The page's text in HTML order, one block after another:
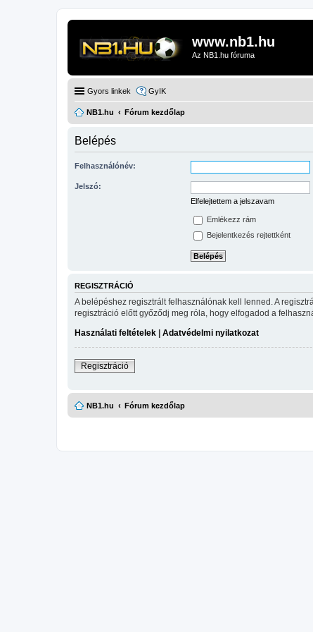
www.nb1.hu
Az NB1.hu fóruma
Gyors linkek GyIK
NB1.hu Fórum kezdőlap
Belépés
Felhasználónév:
Jelszó:
Elfelejtettem a jelszavam
Emlékezz rám
Bejelentkezés rejtettként
REGISZTRÁCIÓ
A belépéshez regisztrált felhasználónak kell lenned. A
regisztráció előtt győződj meg róla, hogy elfogadod a
Használati feltételek
Adatvédelmi nyilatkozat
Regisztráció
NB1.hu Fórum kezdőlap